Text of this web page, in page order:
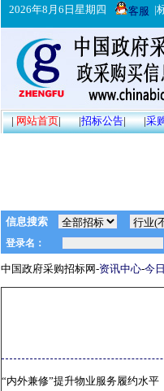
2026年8月6日星期四 客服 |
|网站首页| |招标公告| |采
信息搜索
中国政府采购招标网-资讯中心-今
“内外兼修”提升物业服务履约水平